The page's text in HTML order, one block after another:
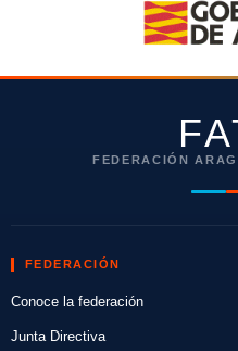
FEDERACIÓN
FEDERACIÓN
Conoce la federación
Junta Directiva